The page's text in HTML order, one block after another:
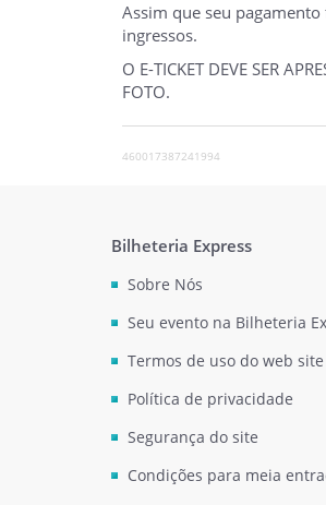
Assim que seu
ingressos.
O E-TICKET DEVE SER
FOTO.
460017387241994
Bilheteria Express
Sobre Nós
Seu evento na Bilheteria
Termos de uso do web site
Política de privacidade
Segurança do site
Condições para meia